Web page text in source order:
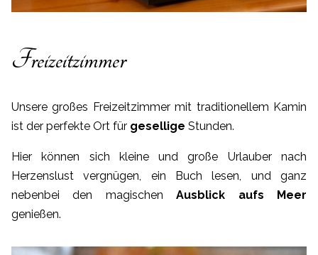
Freizeitzimmer
Unsere großes Freizeitzimmer mit traditionellem Kamin
ist der perfekte Ort für gesellige Stunden.
Hier können sich kleine und große Urlauber nach
Herzenslust vergnügen, ein Buch lesen, und ganz
nebenbei den magischenAusblick aufs Meer
genießen.